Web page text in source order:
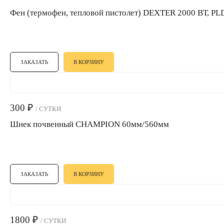
Фен (термофен, тепловой пистолет) DEXTER 2000 ВТ,
ЗАКАЗАТЬ В КОРЗИНУ
300 ₽ / СУТКИ
Шнек почвенный CHAMPION 60мм/560мм
ЗАКАЗАТЬ В КОРЗИНУ
1800 ₽ / СУТКИ